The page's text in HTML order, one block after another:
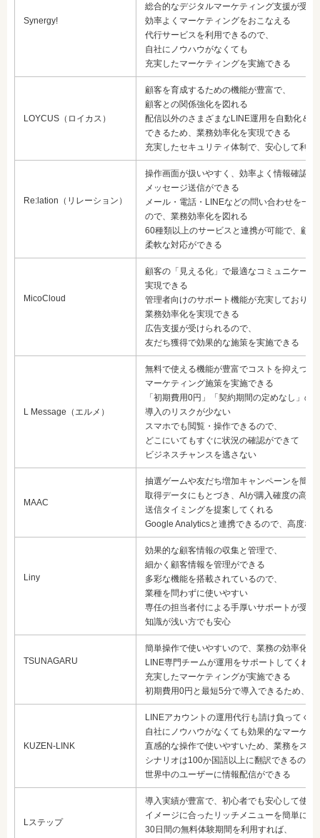
Synergy!
総合的なデジタルマーケティング支援が受け
効率よくマーケティングをおこなえる
代行サービスを利用できるので、
自社にノウハウがなくても
充実したマーケティングを実施できる
LOYCUS（ロイカス）
顧客を育成するための機能が豊富で、
顧客との関係強化を図れる
配信以外のさまざまなLINE運用を自動化＆
できるため、業務効率化を実現できる
充実したセキュリティ体制で、安心して利用
Re:lation（リレーション）
操作画面が扱いやすく、効率よく情報確認と
メッセージ送信ができる
メール・電話・LINEなどの問い合わせを一
ので、業務効率化を図れる
60種類以上のサービスと連携が可能で、顧
柔軟な対応ができる
MicoCloud
顧客の「見える化」で最適なコミュニケーシ
実現できる
管理者向けのサポート機能が充実しており、
業務効率化を実現できる
広告支援が受けられるので、
友だち獲得で効果的な施策を実施できる
L Message（エルメ）
無料で使える機能が豊富でコストを抑えつつ
マーケティング施策を実施できる
「初期費用0円」「契約期間の定めなし」の
導入のリスクが少ない
スマホでも閲覧・操作できるので、
どこにいてもすぐに状況の確認ができて
ビジネスチャンスを逃さない
MAAC
抽選ゲームや友だち増加キャンペーンを簡単
取得データにもとづき、AIが購入確度の高い
送信タイミングを提案してくれる
Google Analyticsと連携できるので、高度な
Liny
効果的な顧客情報の収集と管理で、
細かく顧客情報を管理ができる
多彩な機能を搭載されているので、
業種を問わずに使いやすい
専任の担当者付による手厚いサポートが受け
知識が浅い方でも安心
TSUNAGARU
簡単操作で使いやすいので、業務の効率化を
LINE専門チームが運用をサポートしてくれ
充実したマーケティングが実施できる
初期費用0円と最短5分で導入できるため、
KUZEN-LINK
LINEアカウントの運用代行も請け負ってく
自社にノウハウがなくても効果的なマーケ
直感的な操作で使いやすいため、業務をスム
シナリオは100か国語以上に翻訳できるので
世界中のユーザーに情報配信ができる
Lステップ
導入実績が豊富で、初心者でも安心して使え
イメージに合ったリッチメニューを簡単につ
30日間の無料体験期間を利用すれば、